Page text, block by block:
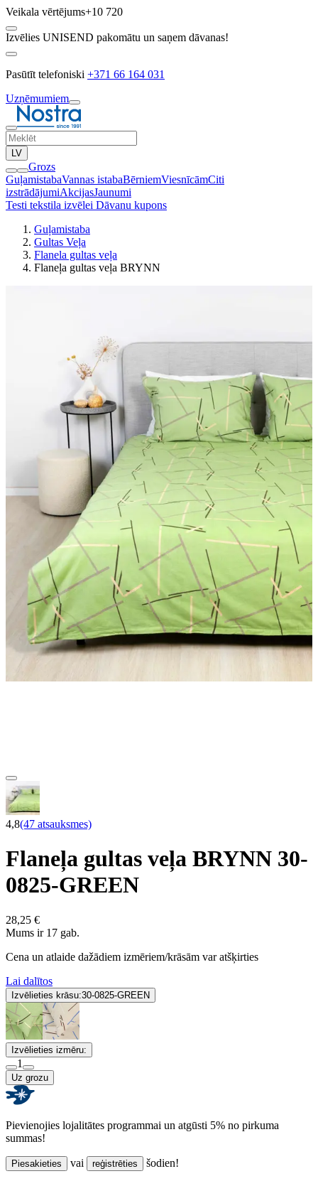
Veikala vērtējums+10 720
Izvēlies UNISEND pakomātu un saņem dāvanas!
Pasūtīt telefoniski +371 66 164 031
Uzņēmumiem
LV
Grozs
GuļamistabaVannas istabaBērniemViesnīcāmCiti
izstrādājumiAkcijasJaunumi
Testi tekstila izvēlei Dāvanu kupons
Guļamistaba
Gultas Veļa
Flanela gultas veļa
Flaneļa gultas veļa BRYNN
4,8(47 atsauksmes)
Flaneļa gultas veļa BRYNN 30-
0825-GREEN
28,25 €
Mums ir 17 gab.
Cena un atlaide dažādiem izmēriem/krāsām var atšķirties
Lai dalītos
Izvēlieties krāsu:30-0825-GREEN
Izvēlieties izmēru:
1
Uz grozu
Pievienojies lojalitātes programmai un atgūsti 5% no pirkuma
summas!
Piesakieties vai reģistrēties šodien!